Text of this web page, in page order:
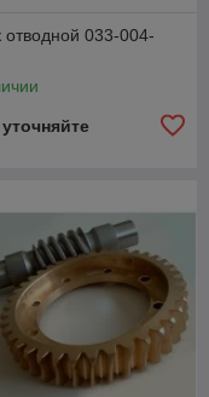
отводной 033-004-